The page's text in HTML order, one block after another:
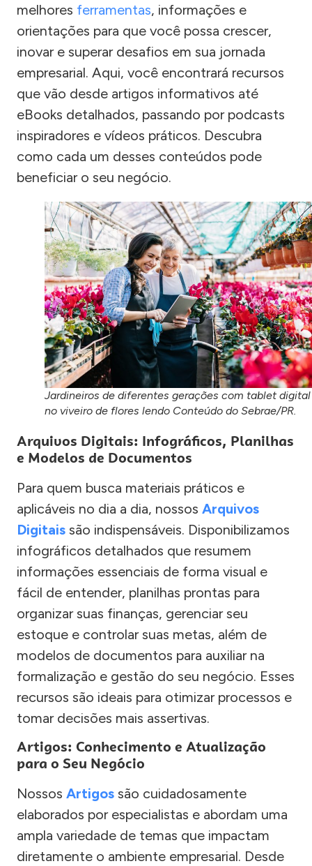
melhores ferramentas, informações e
orientações para que você possa crescer,
inovar e superar desafios em sua jornada
empresarial. Aqui, você encontrará recursos
que vão desde artigos informativos até
eBooks detalhados, passando por podcasts
inspiradores e vídeos práticos. Descubra
como cada um desses conteúdos pode
beneficiar o seu negócio.
Jardineiros de diferentes gerações com tablet digital
no viveiro de flores lendo Conteúdo do Sebrae/PR.
Arquivos Digitais: Infográficos, Planilhas
e Modelos de Documentos
Para quem busca materiais práticos e
aplicáveis no dia a dia, nossos Arquivos
Digitais são indispensáveis. Disponibilizamos
infográficos detalhados que resumem
informações essenciais de forma visual e
fácil de entender, planilhas prontas para
organizar suas finanças, gerenciar seu
estoque e controlar suas metas, além de
modelos de documentos para auxiliar na
formalização e gestão do seu negócio. Esses
recursos são ideais para otimizar processos e
tomar decisões mais assertivas.
Artigos: Conhecimento e Atualização
para o Seu Negócio
Nossos Artigos são cuidadosamente
elaborados por especialistas e abordam uma
ampla variedade de temas que impactam
diretamente o ambiente empresarial. Desde